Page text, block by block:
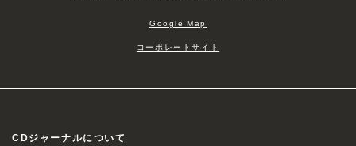
Google Map
コーポレートサイト
CDジャーナルについて